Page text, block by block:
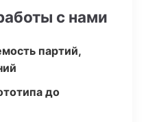
с нами
партий,
до